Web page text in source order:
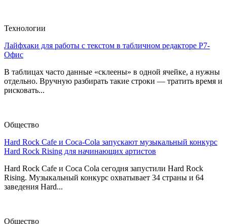
Технологии
Лайфхаки для работы с текстом в табличном редакторе Р7-
Офис
В таблицах часто данные «склеены» в одной ячейке, а нужны
отдельно. Вручную разбирать такие строки — тратить время и
рисковать...
Общество
Hard Rock Cafe и Coca-Cola запускают музыкальный конкурс
Hard Rock Rising для начинающих артистов
Hard Rock Cafe и Coca Cola сегодня запустили Hard Rock
Rising. Музыкальный конкурс охватывает 34 страны и 64
заведения Hard...
Общество